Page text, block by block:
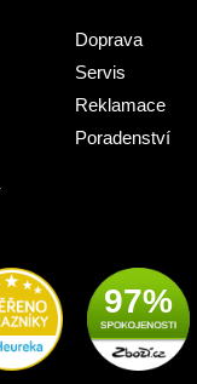
Doprava
Servis
Reklamace
Poradenství
97%